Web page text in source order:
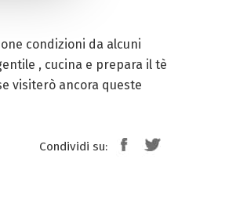
condizioni da alcuni
, cucina e prepara il tè
visiterò ancora queste
Condividi su: